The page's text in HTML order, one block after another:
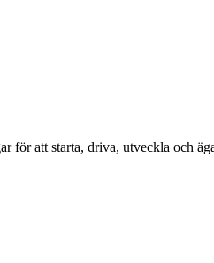
för att starta, driva, utveckla och